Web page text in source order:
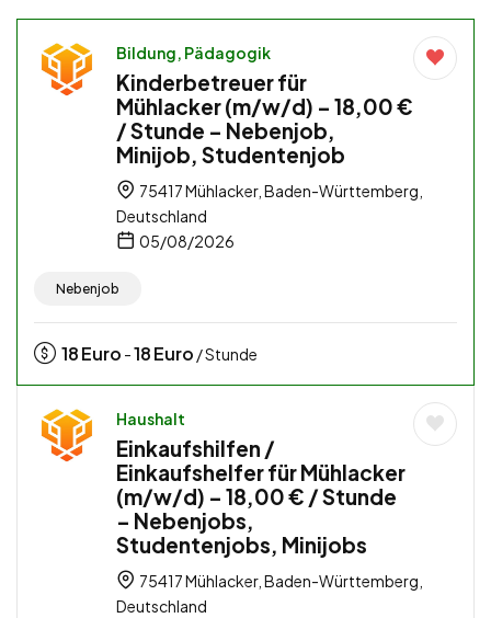
Bildung, Pädagogik
Kinderbetreuer für
Mühlacker (m/w/d) – 18,00 €
/ Stunde – Nebenjob,
Minijob, Studentenjob
75417 Mühlacker, Baden-Württemberg,
Deutschland
05/08/2026
Nebenjob
18Euro -18Euro / Stunde
Haushalt
Einkaufshilfen /
Einkaufshelfer für Mühlacker
(m/w/d) – 18,00 € / Stunde
– Nebenjobs,
Studentenjobs, Minijobs
75417 Mühlacker, Baden-Württemberg,
Deutschland